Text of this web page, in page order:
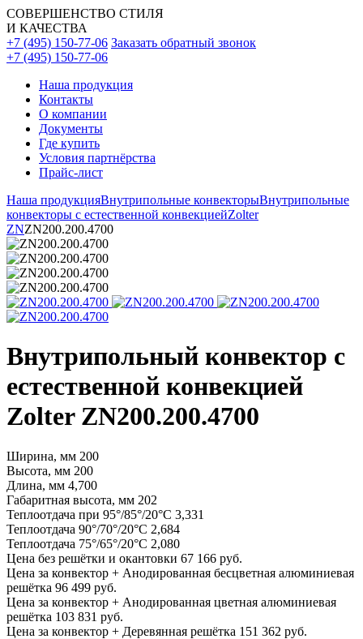
СОВЕРШЕНСТВО СТИЛЯ
И КАЧЕСТВА
+7 (495) 150-77-06 Заказать обратный звонок
+7 (495) 150-77-06
Наша продукция
Контакты
О компании
Документы
Где купить
Условия партнёрства
Прайс-лист
Наша продукцияВнутрипольные конвекторыВнутрипольные
конвекторы с естественной конвекциейZolter
ZNZN200.200.4700
Внутрипольный конвектор с
естественной конвекцией
Zolter ZN200.200.4700
Ширина, мм 200
Высота, мм 200
Длина, мм 4,700
Габаритная высота, мм 202
Теплоотдача при 95°/85°/20°С 3,331
Теплоотдача 90°/70°/20°С 2,684
Теплоотдача 75°/65°/20°С 2,080
Цена без решётки и окантовки 67 166 руб.
Цена за конвектор + Анодированная бесцветная алюминиевая
решётка 96 499 руб.
Цена за конвектор + Анодированная цветная алюминиевая
решётка 103 831 руб.
Цена за конвектор + Деревянная решётка 151 362 руб.